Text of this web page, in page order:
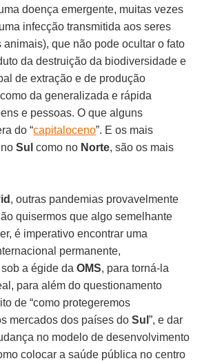
doença emergente, muitas vezes
infecção transmitida aos seres
animais), que não pode ocultar o fato
da destruição da biodiversidade e
de extração e de produção
da generalizada e rápida
e pessoas. O que alguns
do “capitaloceno”. E os mais
noSul como no Norte, são os mais
, outras pandemias provavelmente
quisermos que algo semelhante
é imperativo encontrar uma
permanente,
a égide daOMS, para torná-la
para além do questionamento
de “como protegeremos
mercados dos países doSul”, e dar
no modelo de desenvolvimento
colocar a saúde pública no centro